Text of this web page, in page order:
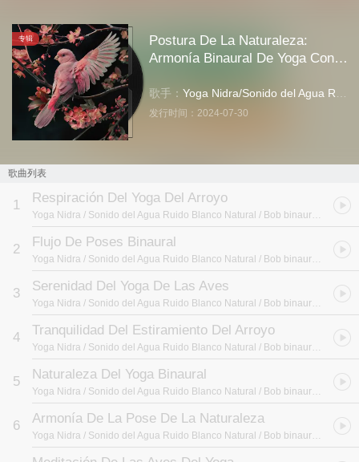
专辑
Postura De La Naturaleza:
Armonía Binaural De Yoga Con
歌手： Yoga Nidra/Sonido del Agua Ruido Blanco Natural
发行时间： 2024-07-30
歌曲列表
1 Respiración Del Yoga Del Arroyo
Yoga Nidra / Sonido del Agua Ruido Blanco Natural / Bob binaural
2 Flujo De Poses Binaural
Yoga Nidra / Sonido del Agua Ruido Blanco Natural / Bob binaural
3 Serenidad Del Yoga De Las Aves
Yoga Nidra / Sonido del Agua Ruido Blanco Natural / Bob binaural
4 Tranquilidad Del Estiramiento Del Arroyo
Yoga Nidra / Sonido del Agua Ruido Blanco Natural / Bob binaural
5 Naturaleza Del Yoga Binaural
Yoga Nidra / Sonido del Agua Ruido Blanco Natural / Bob binaural
6 Armonía De La Pose De La Naturaleza
Yoga Nidra / Sonido del Agua Ruido Blanco Natural / Bob binaural